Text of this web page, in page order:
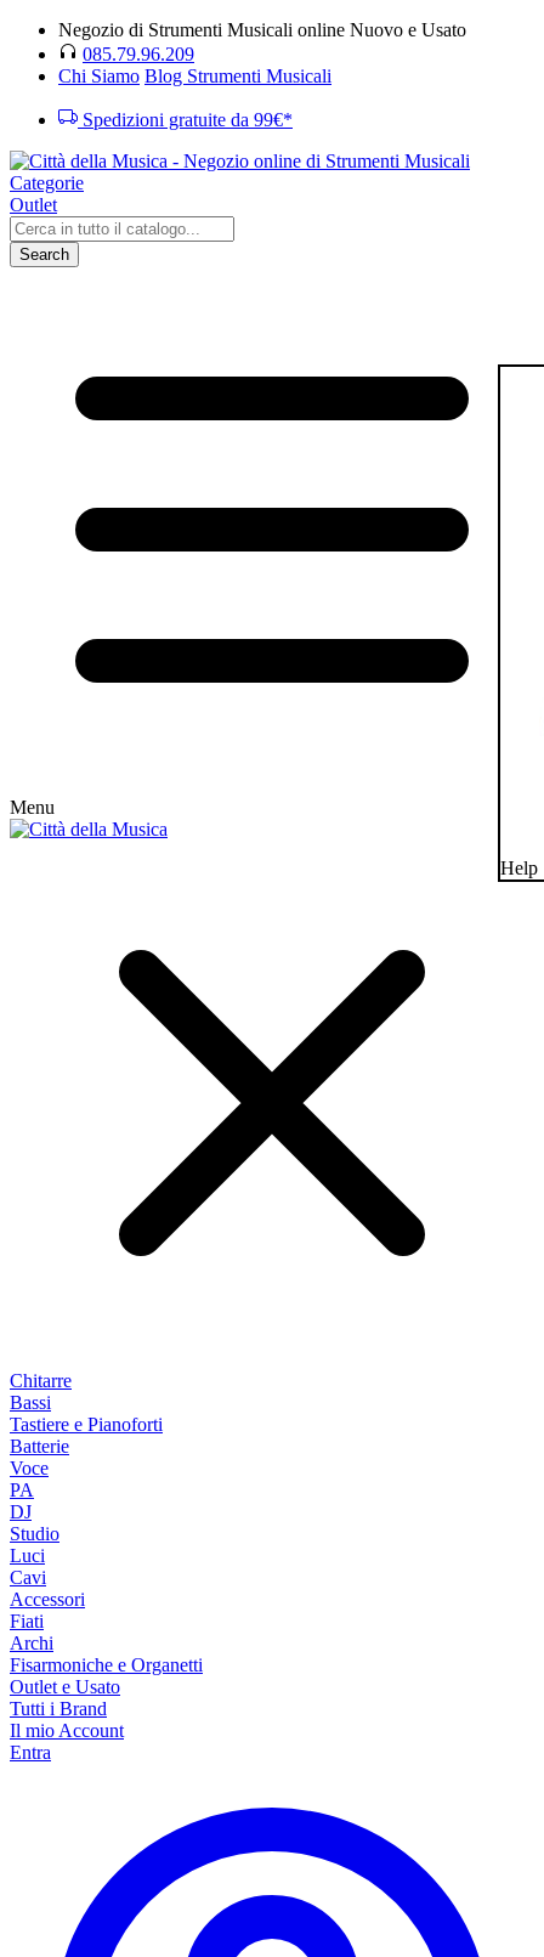
Negozio di Strumenti Musicali online Nuovo e Usato
085.79.96.209
Chi Siamo Blog Strumenti Musicali
Spedizioni gratuite da 99€*
Categorie
Outlet
Search
Menu
Chitarre
Bassi
Tastiere e Pianoforti
Batterie
Voce
PA
DJ
Studio
Luci
Cavi
Accessori
Fiati
Archi
Fisarmoniche e Organetti
Outlet e Usato
Tutti i Brand
Il mio Account
Entra
Help